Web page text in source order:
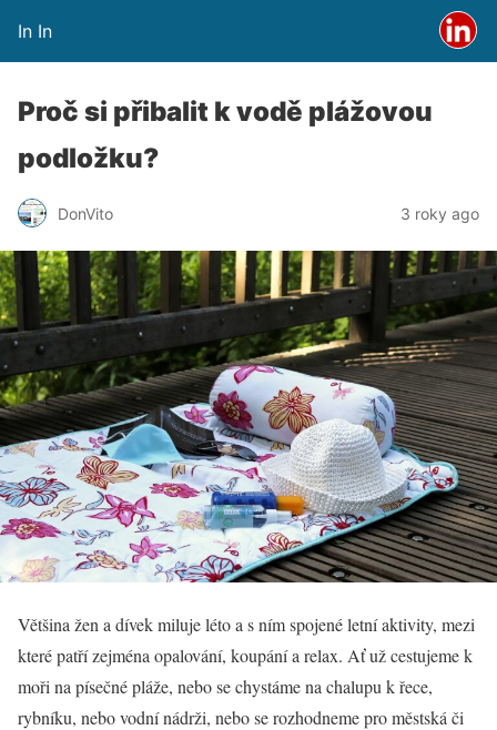
In In
Proč si přibalit k vodě plážovou
podložku?
DonVito 3 roky ago
Většina žen a dívek miluje léto a s ním spojené letní aktivity, mezi
které patří zejména opalování, koupání a relax. Ať už cestujeme k
moři na písečné pláže, nebo se chystáme na chalupu k řece,
rybníku, nebo vodní nádrži, nebo se rozhodneme pro městská či